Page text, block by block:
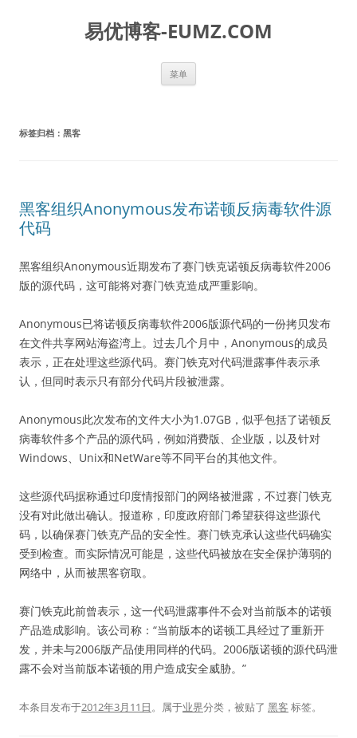
易优博客-EUMZ.COM
菜单
标签归档： 黑客
黑客组织Anonymous发布诺顿反病毒软件源
代码
黑客组织Anonymous近期发布了赛门铁克诺顿反病毒软件2006
版的源代码，这可能将对赛门铁克造成严重影响。
Anonymous已将诺顿反病毒软件2006版源代码的一份拷贝发布
在文件共享网站海盗湾上。过去几个月中，Anonymous的成员
表示，正在处理这些源代码。赛门铁克对代码泄露事件表示承
认，但同时表示只有部分代码片段被泄露。
Anonymous此次发布的文件大小为1.07GB，似乎包括了诺顿反
病毒软件多个产品的源代码，例如消费版、企业版，以及针对
Windows、Unix和NetWare等不同平台的其他文件。
这些源代码据称通过印度情报部门的网络被泄露，不过赛门铁克
没有对此做出确认。报道称，印度政府部门希望获得这些源代
码，以确保赛门铁克产品的安全性。赛门铁克承认这些代码确实
受到检查。而实际情况可能是，这些代码被放在安全保护薄弱的
网络中，从而被黑客窃取。
赛门铁克此前曾表示，这一代码泄露事件不会对当前版本的诺顿
产品造成影响。该公司称：“当前版本的诺顿工具经过了重新开
发，并未与2006版产品使用同样的代码。2006版诺顿的源代码泄
露不会对当前版本诺顿的用户造成安全威胁。”
本条目发布于2012年3月11日。属于业界分类，被贴了 黑客 标签。